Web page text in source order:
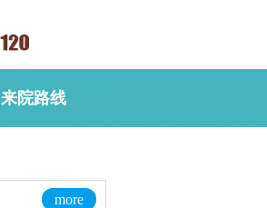
来院路线
more